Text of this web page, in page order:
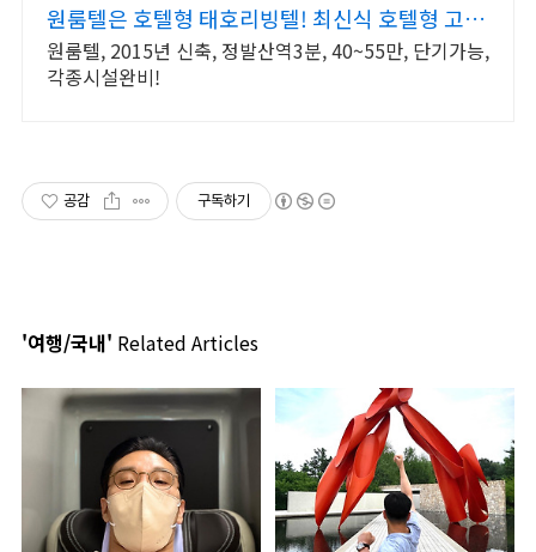
원룸텔은 호텔형 태호리빙텔! 최신식 호텔형 고시
텔!
원룸텔, 2015년 신축, 정발산역3분, 40~55만, 단기가능,
각종시설완비!
공감 구독하기
'여행/국내' Related Articles